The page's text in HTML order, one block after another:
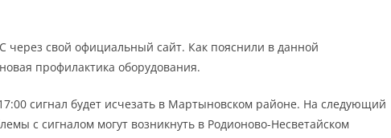
через свой официальный сайт. Как пояснили в данной
профилактика оборудования.
сигнал будет исчезать в Мартыновском районе. На следующий
с сигналом могут возникнуть в Родионово-Несветайском